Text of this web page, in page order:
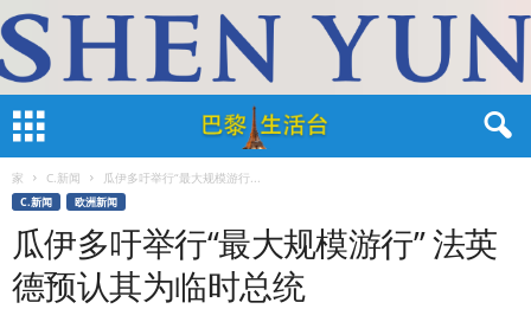
家 C.新闻 瓜伊多吁举行“最大规模游行...
C.新闻 欧洲新闻
瓜伊多吁举行“最大规模游行” 法英
德预认其为临时总统